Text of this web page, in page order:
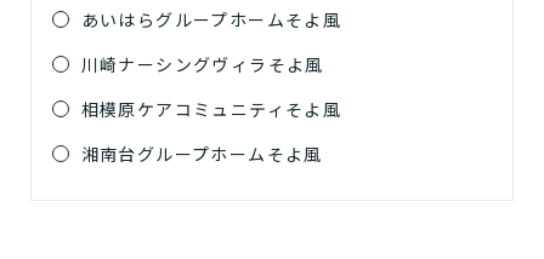
あいはらグループホームそよ風
川崎ナーシングヴィラそよ風
相模原ケアコミュニティそよ風
湘南台グループホームそよ風